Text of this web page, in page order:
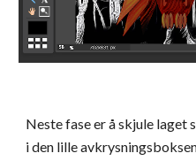
Neste fase er å skjule laget
i den lille